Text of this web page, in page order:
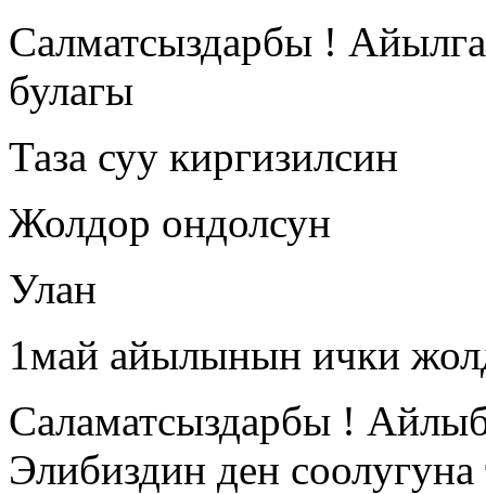
Салматсыздарбы !
булагы
Таза суу киргизилсин
Жолдор ондолсун
Улан
1май айылынын ички
Саламатсыздарбы !
Элибиздин ден